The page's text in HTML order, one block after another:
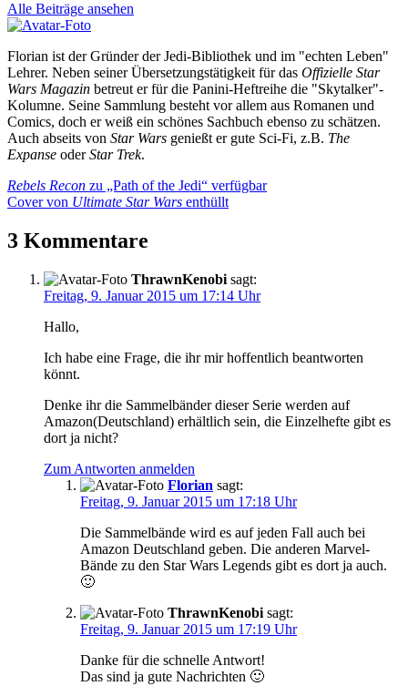
Alle Beiträge ansehen
Florian ist der Gründer der Jedi-Bibliothek und im "echten Leben"
Lehrer. Neben seiner Übersetzungstätigkeit für das Offizielle Star
Wars Magazin betreut er für die Panini-Heftreihe die "Skytalker"-
Kolumne. Seine Sammlung besteht vor allem aus Romanen und
Comics, doch er weiß ein schönes Sachbuch ebenso zu schätzen.
Auch abseits von Star Wars genießt er gute Sci-Fi, z.B. The
Expanse oderStar Trek.
Beitragsnavigation
Vorheriger
Beitrag:
Rebels Recon zu „Path of the Jedi“ verfügbar
Nächster
Cover von Ultimate Star Wars enthüllt
3 Kommentare
ThrawnKenobi sagt:
Freitag, 9. Januar 2015 um 17:14 Uhr
Hallo,
Ich habe eine Frage, die ihr mir hoffentlich beantworten
könnt.
Denke ihr die Sammelbänder dieser Serie werden auf
Amazon(Deutschland) erhältlich sein, die Einzelhefte gibt es
dort ja nicht?
Zum Antworten anmelden
Florian sagt:
Freitag, 9. Januar 2015 um 17:18 Uhr
Die Sammelbände wird es auf jeden Fall auch bei
Amazon Deutschland geben. Die anderen Marvel-
Bände zu den Star Wars Legends gibt es dort ja auch.
🙂
ThrawnKenobi sagt:
Freitag, 9. Januar 2015 um 17:19 Uhr
Danke für die schnelle Antwort!
Das sind ja gute Nachrichten 🙂